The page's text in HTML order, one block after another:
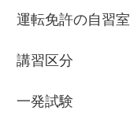
運転免許の自習室
講習区分
一発試験